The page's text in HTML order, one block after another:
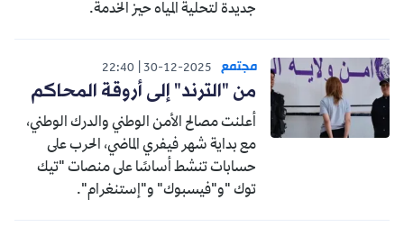
جديدة لتحلية المياه حيز الخدمة.
مجتمع 30-12-2025
22:40
من "الترند" إلى أروقة المحاكم
أعلنت مصالح الأمن الوطني والدرك الوطني،
مع بداية شهر فيفري الماضي، الحرب على
حسابات تنشط أساسًا على منصات "تيك
توك "و"فيسبوك" و"إستنغرام".